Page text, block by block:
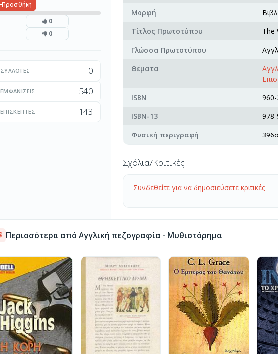
Προσθήκη
0
0
ΣΥΛΛΟΓΈΣ 0
ΕΜΦΑΝΊΣΕΙΣ 540
ΕΠΙΣΚΈΠΤΕΣ 143
Μορφή
Τίτλος Πρωτοτύπου
The
Γλώσσα Πρωτοτύπου
Θέματα
ISBN
ISBN-13
Φυσική περιγραφή
Σχόλια/Κριτικές
Συνδεθείτε για να δημοσιεύσετε κριτικές
Περισσότερα από Αγγλική πεζογραφία - Μυθιστόρημα